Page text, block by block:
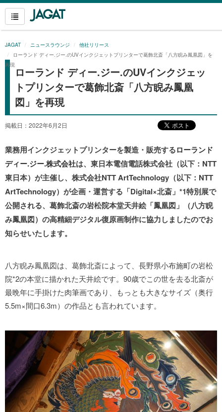
JAGAT ニュースラウンジ
他社リリース
ローランド ディー.ジー.のUVインクジェットプリンターで葛飾北斎「八方睨み鳳凰図」を
再現 ローランド ディー.ジー.のUVインクジェッ
トプリンターで葛飾北斎「八方睨み鳳凰
図」を再現
掲載日：2022年6月2日
業務用インクジェットプリンターを製造・販売するローランド
ディー.ジー.株式会社は、東日本電信電話株式会社（以下：NTT
東日本）が主催し、株式会社NTT ArtTechnology（以下：NTT
ArtTechnology）が企画・運営する「Digital×北斎」*1特別展で
公開される、葛飾北斎の岩松院本堂天井絵「鳳凰図」（八方睨
み鳳凰図）の高精細デジタル復原画制作に協力しましたのでお
知らせいたします。
八方睨み鳳凰図は、葛飾北斎によって、長野県小布施町の岩松
院*2の本堂に描かれた天井絵です。90歳でこの世を去る北斎が
最晩年に手掛けた肉筆画であり、もっとも大きなサイズ（奥行
5.5m×間口6.3m）の作品とも言われています。